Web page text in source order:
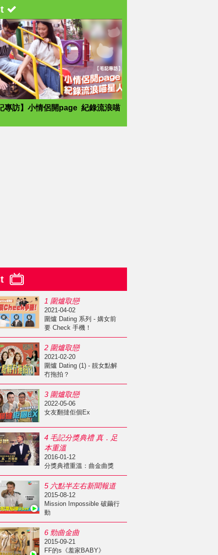
專訪】小情侶開page 紀錄流浪喵
1 圍爐取戀
2021-04-02
圍爐 Dating 系列 - 媾女前
要 Check 手機！
2 圍爐取戀
2021-02-20
圍爐 Dating (1) - 靚女點解
冇拖拍？
3 圍爐取戀
2022-05-06
女友翻撻佢個Ex
4 毛記分獎典禮 真．足
本重溫
2016-01-12
分獎典禮重溫：曲金曲獎
5 六點半左右新聞報道
2015-08-12
Mission Impossible 破繭行
動
6 勁曲金曲
2015-09-21
FF的s《羞家BABY》